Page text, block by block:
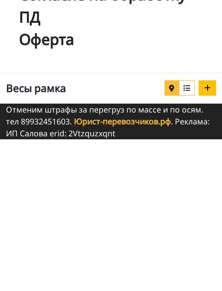
ПД
Оферта
Весы рамка
Отменим штрафы за перегруз по массе и по осям.
тел 89932451603. Юрист-перевозчиков.рф. Реклама:
ИП Салова erid: 2Vtzquzxqnt